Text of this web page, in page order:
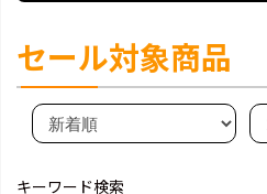
セール対象商品
キーワード検索